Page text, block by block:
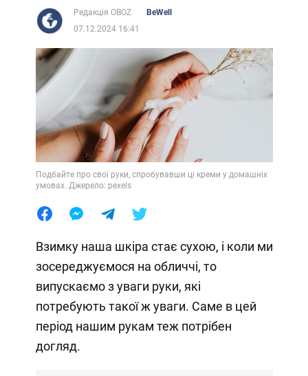
Редакція OBOZ
BeWell
07.12.2024 16:41
Подбайте про свої руки, спробувавши ці креми у домашніх
умовах. Джерело: pexels
Взимку наша шкіра стає сухою, і коли ми
зосереджуємося на обличчі, то
випускаємо з уваги руки, які
потребують такої ж уваги. Саме в цей
період нашим рукам теж потрібен
догляд.